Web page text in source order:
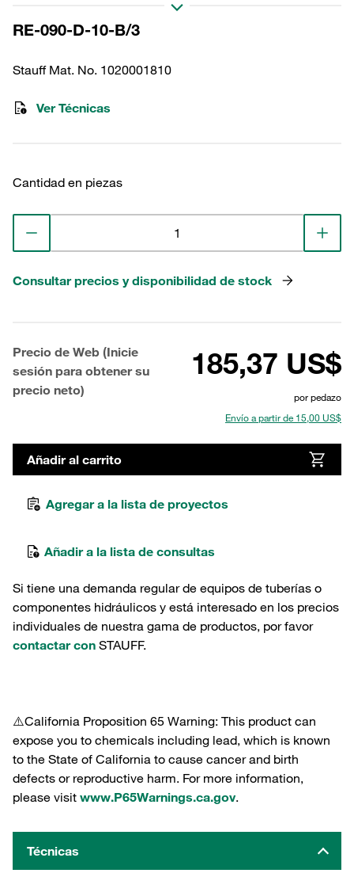
exterior (mm): 76,5 Diámetro interior
(mm): 48,5 Longitud (mm): 195 Sellado:
RE-090-D-10-B/3
Stauff Mat. No. 1020001810
Ver Técnicas
Cantidad en piezas
Consultar precios y disponibilidad de stock
Precio de Web (Inicie
sesión para obtener su
precio neto)
185,37 US$
por pedazo
Envío a partir de 15,00 US$
Añadir al carrito
Agregar a la lista de proyectos
Añadir a la lista de consultas
Si tiene una demanda regular de equipos de tuberías o
componentes hidráulicos y está interesado en los precios
individuales de nuestra gama de productos, por favor
contactar con STAUFF.
⚠️California Proposition 65 Warning: This product can
expose you to chemicals including lead, which is known
to the State of California to cause cancer and birth
defects or reproductive harm. For more information,
please visit www.P65Warnings.ca.gov.
Técnicas